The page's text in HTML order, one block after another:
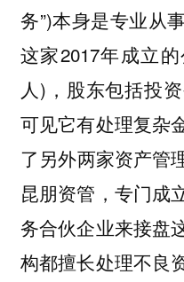
务”)本身是专业从
这家2017年成立
人)‌，股东包括投
可见它有处理复杂
了另外两家资产
昆朋资管，专门成
务合伙企业来接盘
构都擅长处理不良